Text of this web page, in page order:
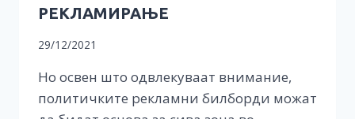
РЕКЛАМИРАЊЕ
29/12/2021
Но освен што одвлекуваат внимание,
политичките рекламни билборди можат